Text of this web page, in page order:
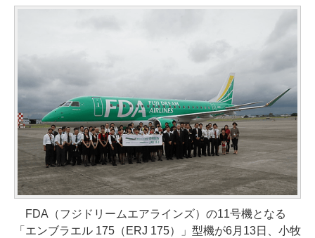
FDA（フジドリームエアラインズ）の11号機となる
「エンブラエル 175（ERJ 175）」型機が6月13日、小牧